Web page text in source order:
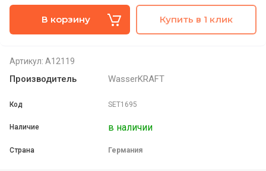
В корзину Купить в 1 клик
Артикул: A12119
Производитель WasserKRAFT
Код SET1695
Наличие в наличии
Страна Германия